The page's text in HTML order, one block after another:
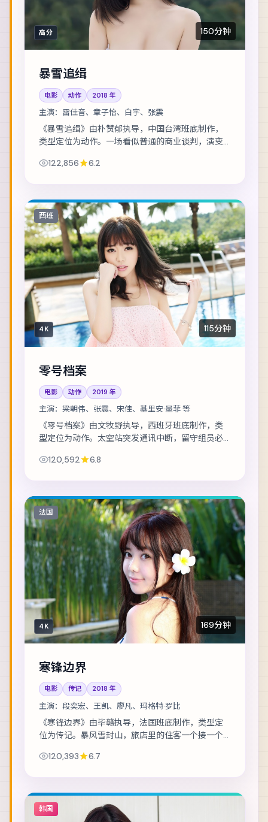
高分 150分钟
暴雪追缉
电影 动作 2018 年
主演： 雷佳音、章子怡、白宇、张震
《暴雪追缉》由朴赞郁执导，中国台湾班底制作，
类型定位为动作。一场看似普通的商业谈判，演变
白宇 等，表演层次丰富。群戏调度成熟，配角亦...
122,856 6.2
西班
4K 115分钟
零号档案
电影 动作 2019 年
主演： 梁朝伟、张震、宋佳、基里安·墨菲 等
《零号档案》由文牧野执导，西班牙班底制作，类
型定位为动作。太空站突发通讯中断，留守组员必
佳 等，表演层次丰富。美术与声音设计共同营造...
120,592 6.8
法国
4K 169分钟
寒锋边界
电影 传记 2018 年
主演： 段奕宏、王凯、廖凡、玛格特·罗比
《寒锋边界》由毕赣执导，法国班底制作，类型定
位为传记。暴风雪封山，旅店里的住客一个接一个
丰富。美术与声音设计共同营造沉浸氛围，适合...
120,393 6.7
韩国